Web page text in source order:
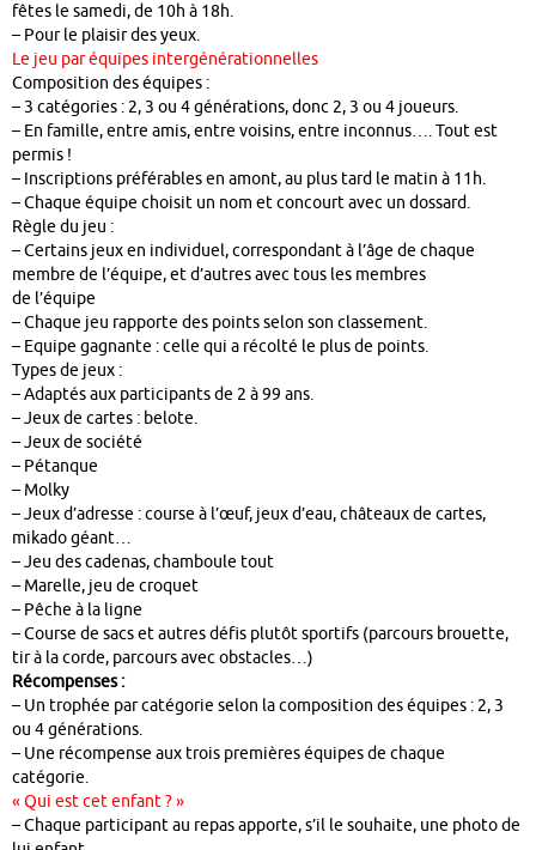
fêtes le samedi, de 10h à 18h.
– Pour le plaisir des yeux.
Le jeu par équipes intergénérationnelles
Composition des équipes :
– 3 catégories : 2, 3 ou 4 générations, donc 2, 3 ou 4 joueurs.
– En famille, entre amis, entre voisins, entre inconnus…. Tout est
permis !
– Inscriptions préférables en amont, au plus tard le matin à 11h.
– Chaque équipe choisit un nom et concourt avec un dossard.
Règle du jeu :
– Certains jeux en individuel, correspondant à l’âge de chaque
membre de l’équipe, et d’autres avec tous les membres
de l’équipe
– Chaque jeu rapporte des points selon son classement.
– Equipe gagnante : celle qui a récolté le plus de points.
Types de jeux :
– Adaptés aux participants de 2 à 99 ans.
– Jeux de cartes : belote.
– Jeux de société
– Pétanque
– Molky
– Jeux d’adresse : course à l’œuf, jeux d’eau, châteaux de cartes,
mikado géant…
– Jeu des cadenas, chamboule tout
– Marelle, jeu de croquet
– Pêche à la ligne
– Course de sacs et autres défis plutôt sportifs (parcours brouette,
tir à la corde, parcours avec obstacles…)
Récompenses :
– Un trophée par catégorie selon la composition des équipes : 2, 3
ou 4 générations.
– Une récompense aux trois premières équipes de chaque
catégorie.
« Qui est cet enfant ? »
– Chaque participant au repas apporte, s’il le souhaite, une photo de